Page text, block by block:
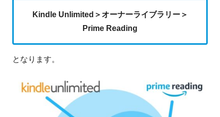
Kindle Unlimited＞オーナーライブラリー＞
Prime Reading
となります。